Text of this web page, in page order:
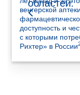
областей.
венгерской
доступность и
с которыми
Рихтер» в России